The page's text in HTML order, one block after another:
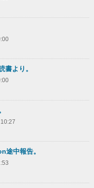
書より。
10:27
途中報告。